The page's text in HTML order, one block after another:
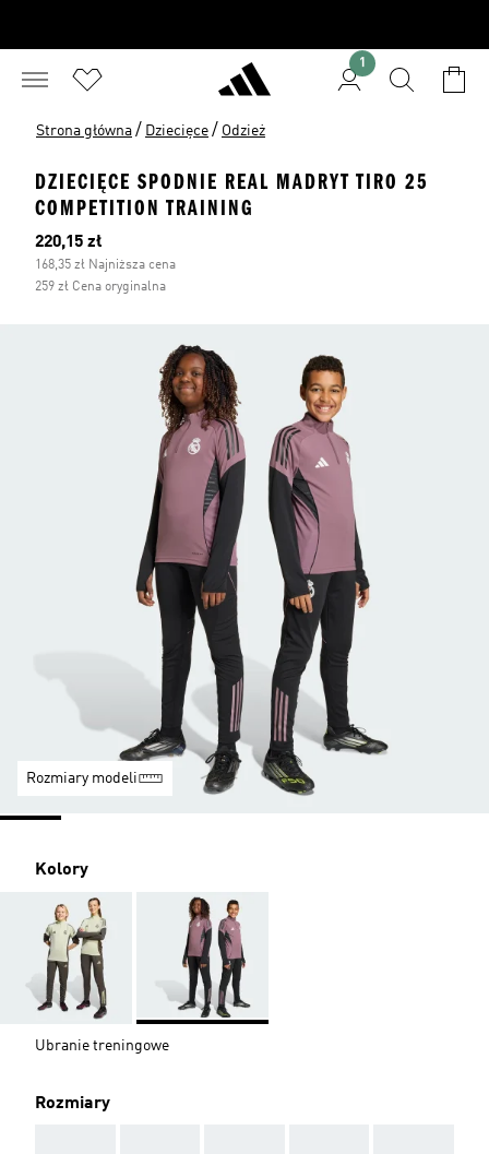
1
Strona główna / Dziecięce / Odzież
DZIECIĘCE SPODNIE REAL MADRYT TIRO 25
COMPETITION TRAINING
Bieżąca cena
220,15 zł
168,35 zł Najniższa cena
259 zł Cena oryginalna
Rozmiary modeli
Kolory
Ubranie treningowe
Rozmiary